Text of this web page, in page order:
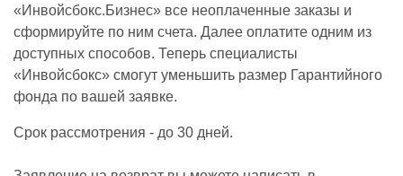
«Инвойсбокс.Бизнес» все неоплаченные заказы и
сформируйте по ним счета. Далее оплатите одним из
доступных способов. Теперь специалисты
«Инвойсбокс» смогут уменьшить размер Гарантийного
фонда по вашей заявке.
Срок рассмотрения - до 30 дней.